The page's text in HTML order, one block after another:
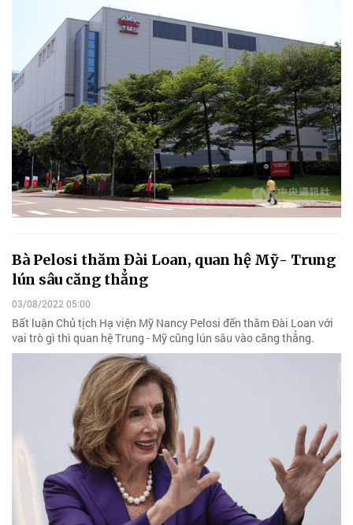
Bà Pelosi thăm Đài Loan, quan hệ Mỹ- Trung
lún sâu căng thẳng
03/08/2022 05:00
Bất luận Chủ tịch Hạ viện Mỹ Nancy Pelosi đến thăm Đài Loan với
vai trò gì thì quan hệ Trung - Mỹ cũng lún sâu vào căng thẳng.